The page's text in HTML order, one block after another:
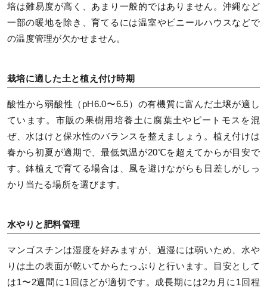
培は難易度が高く、あまり一般的ではありません。沖縄など
一部の暖地を除き、育てるには温室やビニールハウスなどで
の温度管理が欠かせません。
栽培に適した土と植え付け時期
酸性から弱酸性（pH6.0〜6.5）の有機質に富んだ土壌が適し
ています。市販の果樹用培養土に腐葉土やピートモスを混
ぜ、水はけと保水性のバランスを整えましょう。植え付けは
春から初夏が適期で、最低気温が20℃を超えてからが目安で
す。鉢植えで育てる場合は、風を避けながらも日差しがしっ
かり当たる場所を選びます。
水やりと肥料管理
マンゴスチンは湿度を好みますが、過湿には弱いため、水や
りは土の表面が乾いてからたっぷりと行います。目安として
は1〜2週間に1回ほどが適切です。成長期には2カ月に1回程